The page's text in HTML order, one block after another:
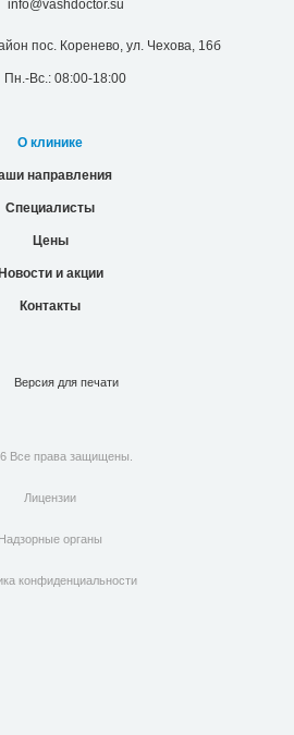
info@vashdoctor.su
пос. Коренево, ул. Чехова, 16б
Пн.-Вс.: 08:00-18:00
О клинике
направления
Специалисты
Цены
Новости и акции
Контакты
Версия для печати
Все права защищены.
Лицензии
Надзорные органы
конфиденциальности